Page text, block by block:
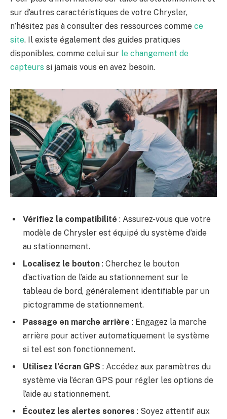
sur d’autres caractéristiques de votre Chrysler,
n’hésitez pas à consulter des ressources comme ce
site. Il existe également des guides pratiques
disponibles, comme celui sur le changement de
capteurs si jamais vous en avez besoin.
Vérifiez la compatibilité : Assurez-vous que votre
modèle de Chrysler est équipé du système d’aide
au stationnement.
Localisez le bouton : Cherchez le bouton
d’activation de l’aide au stationnement sur le
tableau de bord, généralement identifiable par un
pictogramme de stationnement.
Passage en marche arrière : Engagez la marche
arrière pour activer automatiquement le système
si tel est son fonctionnement.
Utilisez l’écran GPS : Accédez aux paramètres du
système via l’écran GPS pour régler les options de
l’aide au stationnement.
Écoutez les alertes sonores : Soyez attentif aux